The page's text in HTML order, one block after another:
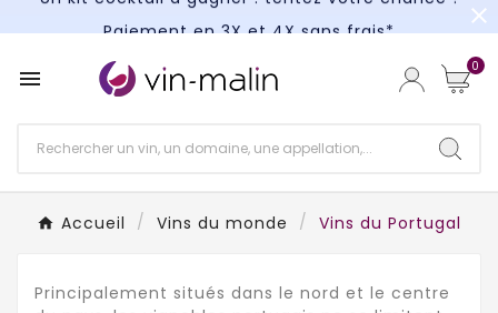
Paiement en 3X et 4X sans frais*
close
 0
Accueil Vins du monde Vins du Portugal
Principalement situés dans le nord et le centre